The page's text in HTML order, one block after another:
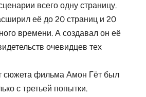
всего одну страницу.
её до 20 страниц и 20
времени. А создавал он её
очевидцев тех
сюжета фильма Амон Гёт был
с третьей попытки.